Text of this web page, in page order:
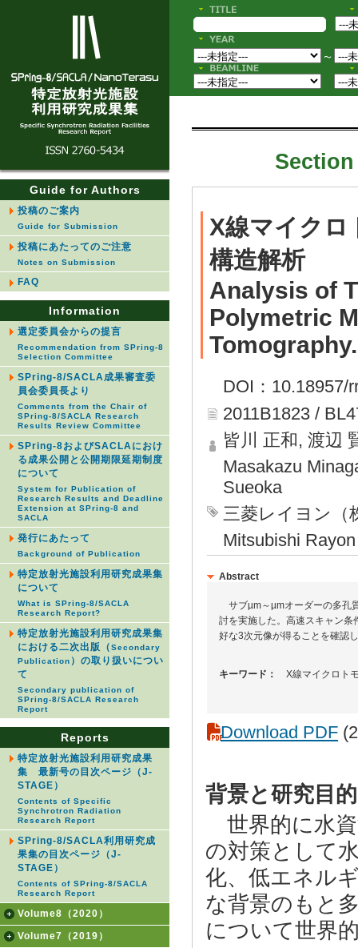
Guide for Authors
投稿のご案内
Guide for Submission
投稿にあたってのご注意
Notes on Submission
FAQ
Information
選定委員会からの提言
Recommendation from SPring-8
Selection Committee
SPring-8/SACLA成果審査委
員会委員長より
Comments from the Chair of
SPring-8/SACLA Research
Results Review Committee
SPring-8およびSACLAにおけ
る成果公開と公開期限延期制度
について
System for Publication of
Research Results and Deadline
Extension at SPring-8 and
SACLA
発行にあたって
Background of Publication
特定放射光施設利用研究成果集
について
What is SPring-8/SACLA
Research Report?
特定放射光施設利用研究成果集
における二次出版（Secondary
Publication ）の取り扱いについ
て
Secondary publication of
SPring-8/SACLA Research
Report
Reports
特定放射光施設利用研究成果
集 最新号の目次ページ（J-
STAGE）
Contents of Specific
Synchrotron Radiation
Research Report
SPring-8/SACLA利用研究成
果集の目次ページ（J-
STAGE）
Contents of SPring-8/SACLA
Research Report
Volume8（2020）
Volume7（2019）
〜
X線マイクロ
構造解析
Analysis of
Polymetric
Tomography.
DOI：10.18957/
2011B1823 /
皆川 正和, 渡辺
Masakazu
Sueoka
三菱レイヨン（
Mitsubishi
Abstract
サブµm～µmオーダーの多孔
討を実施した。高速スキャン条
好な3次元像が得ることを確認
キーワード： X線マイクロト
Download PDF
背景と研究目
世界的に水
の対策として
化、低エネル
な背景のもと
について世界